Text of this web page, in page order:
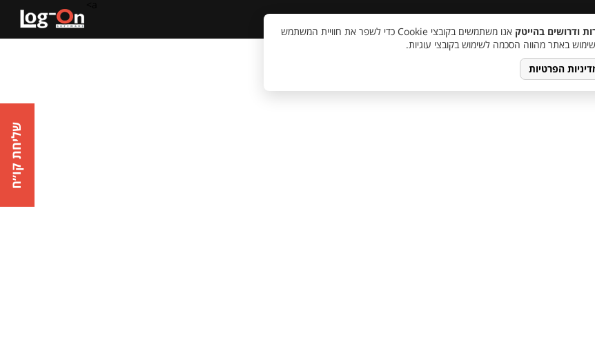
ודרושים בהייטק
אנו משתמשים בקובצי Cookie כדי לשפר את חוויית המשתמש
באתר מהווה הסכמה לשימוש בקובצי עוגיות.
הפרטיות
שליחת קו״ח